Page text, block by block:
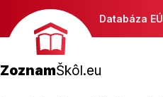
Databáza EÚ
ZoznamŠkôl.eu